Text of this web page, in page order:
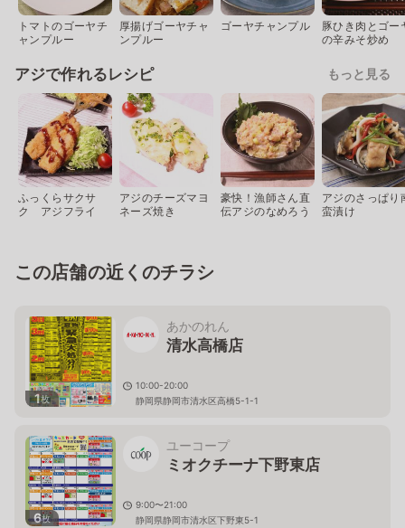
トマトのゴーヤチ
ャンプルー
厚揚げゴーヤチャ
ンプルー
ゴーヤチャンプル
豚ひき肉とゴー
の辛みそ炒め
アジで作れるレシピ もっと見る
ふっくらサクサ
ク アジフライ
アジのチーズマヨ
ネーズ焼き
豪快！漁師さん直
伝アジのなめろう
アジのさっぱり
蛮漬け
この店舗の近くのチラシ
1枚
あかのれん
清水高橋店
10:00-20:00
静岡県静岡市清水区高橋5-1-1
6枚
ユーコープ
ミオクチーナ下野東店
9:00〜21:00
静岡県静岡市清水区下野東5-1